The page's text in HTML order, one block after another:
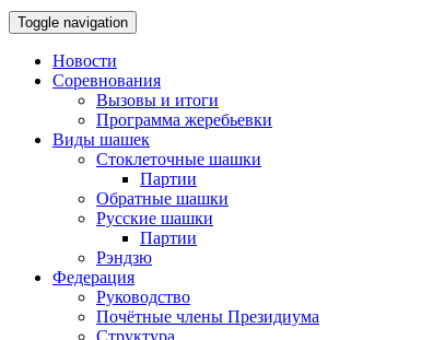
Toggle navigation
Новости
Соревнования
Вызовы и итоги
Программа жеребьевки
Виды шашек
Стоклеточные шашки
Партии
Обратные шашки
Русские шашки
Партии
Рэндзю
Федерация
Руководство
Почётные члены Президиума
Структура